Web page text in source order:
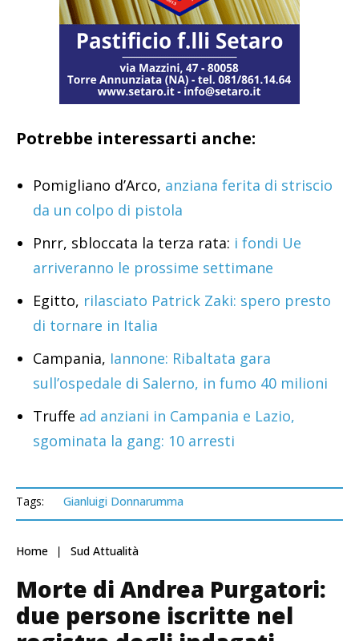
Potrebbe interessarti anche:
Pomigliano d’Arco, anziana ferita di striscio
da un colpo di pistola
Pnrr, sbloccata la terza rata: i fondi Ue
arriveranno le prossime settimane
Egitto, rilasciato Patrick Zaki: spero presto
di tornare in Italia
Campania, Iannone: Ribaltata gara
sull’ospedale di Salerno, in fumo 40 milioni
Truffe ad anziani in Campania e Lazio,
sgominata la gang: 10 arresti
Tags: Gianluigi Donnarumma
Home Sud Attualità
Morte di Andrea Purgatori:
due persone iscritte nel